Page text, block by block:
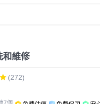
和維修
(272)